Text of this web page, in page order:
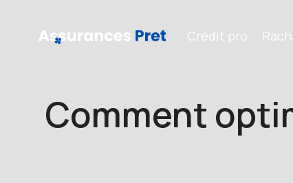
Crédit pro
Comment